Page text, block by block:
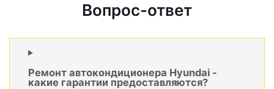
Вопрос-ответ
Ремонт автокондиционера Hyundai -
какие гарантии предоставляются?